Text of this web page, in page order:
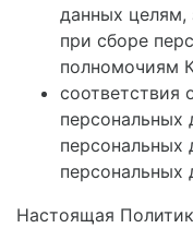
данных целям,
при сборе
полномочиям
соответствия
персональных
персональных
персональных
Настоящая